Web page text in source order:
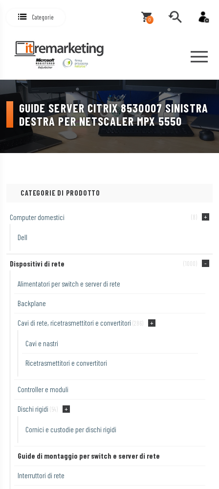
Categorie 0
GUIDE SERVER CITRIX 8530007 SINISTRA
DESTRA PER NETSCALER MPX 5550
CATEGORIE DI PRODOTTO
Computer domestici (8)
Dell
Dispositivi di rete (1000)
Alimentatori per switch e server di rete
Backplane
Cavi di rete, ricetrasmettitori e convertitori (286)
Cavi e nastri
Ricetrasmettitori e convertitori
Controller e moduli
Dischi rigidi (54)
Cornici e custodie per dischi rigidi
Guide di montaggio per switch e server di rete
Interruttori di rete